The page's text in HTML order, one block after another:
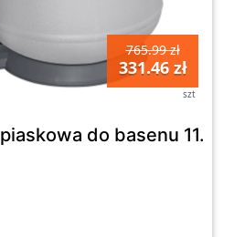
czwartek,
promocyjne poniżej.
765.99 zł
331.46 zł
szt
do basenu